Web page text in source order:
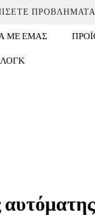
ΜΕ ΕΜΆΣ